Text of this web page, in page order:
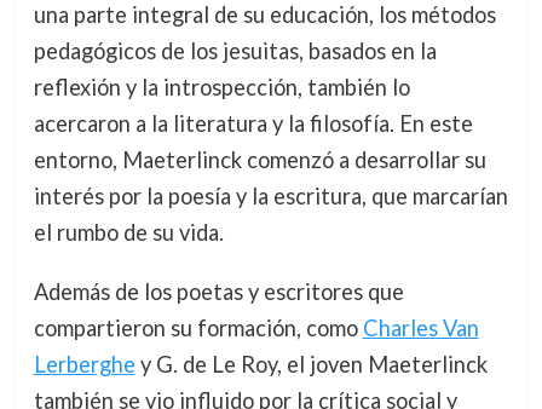
una parte integral de su educación, los métodos
pedagógicos de los jesuitas, basados en la
reflexión y la introspección, también lo
acercaron a la literatura y la filosofía. En este
entorno, Maeterlinck comenzó a desarrollar su
interés por la poesía y la escritura, que marcarían
el rumbo de su vida.
Además de los poetas y escritores que
compartieron su formación, como Charles Van
Lerberghe y G. de Le Roy, el joven Maeterlinck
también se vio influido por la crítica social y